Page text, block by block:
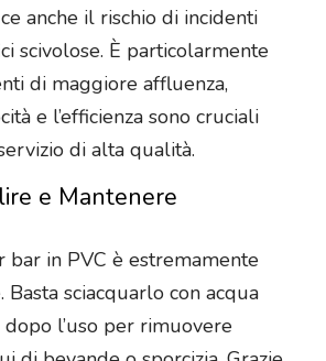
anche il rischio di incidenti
scivolose. È particolarmente
di maggiore affluenza,
e l’efficienza sono cruciali
di alta qualità.
e Mantenere
in PVC è estremamente
sciacquarlo con acqua
l’uso per rimuovere